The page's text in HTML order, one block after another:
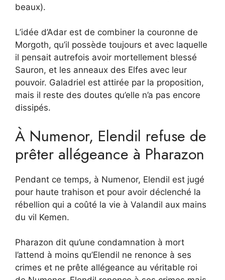
beaux).
L’idée d’Adar est de combiner la couronne de
Morgoth, qu’il possède toujours et avec laquelle
il pensait autrefois avoir mortellement blessé
Sauron, et les anneaux des Elfes avec leur
pouvoir. Galadriel est attirée par la proposition,
mais il reste des doutes qu’elle n’a pas encore
dissipés.
À Numenor, Elendil refuse de
prêter allégeance à Pharazon
Pendant ce temps, à Numenor, Elendil est jugé
pour haute trahison et pour avoir déclenché la
rébellion qui a coûté la vie à Valandil aux mains
du vil Kemen.
Pharazon dit qu’une condamnation à mort
l’attend à moins qu’Elendil ne renonce à ses
crimes et ne prête allégeance au véritable roi